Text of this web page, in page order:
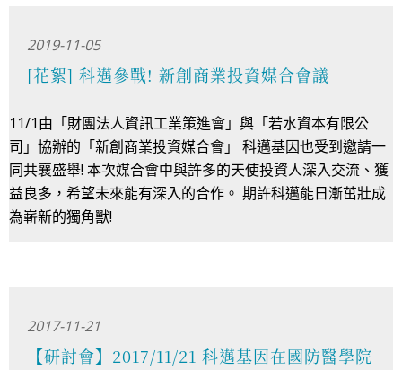
2019-11-05
[花絮] 科邁參戰! 新創商業投資媒合會議
11/1由「財團法人資訊工業策進會」與「若水資本有限公
司」協辦的「新創商業投資媒合會」 科邁基因也受到邀請一
同共襄盛舉! 本次媒合會中與許多的天使投資人深入交流、獲
益良多，希望未來能有深入的合作。 期許科邁能日漸茁壯成
為嶄新的獨角獸!
2017-11-21
【研討會】2017/11/21 科邁基因在國防醫學院